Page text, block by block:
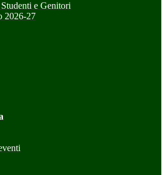
e Genitori
2026-27